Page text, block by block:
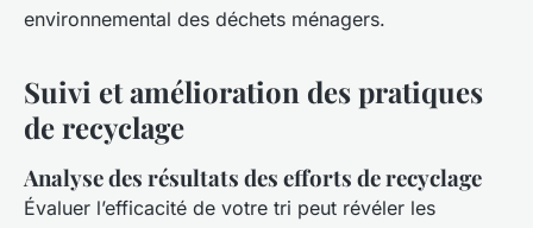
environnemental des déchets ménagers.
Suivi et amélioration des pratiques
de recyclage
Analyse des résultats des efforts de recyclage
Évaluer l’efficacité de votre tri peut révéler les